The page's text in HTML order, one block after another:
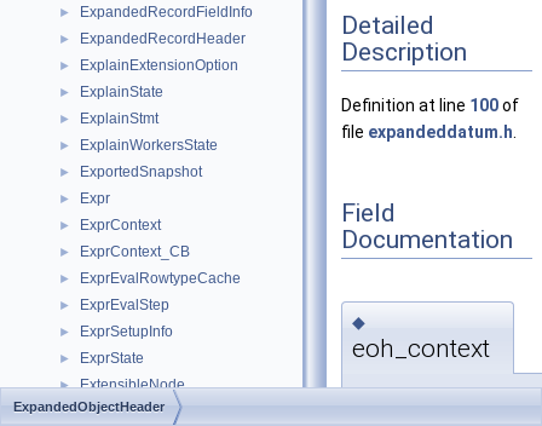
► ExpandedRecordFieldInfo
► ExpandedRecordHeader
► ExplainExtensionOption
► ExplainState
► ExplainStmt
► ExplainWorkersState
► ExportedSnapshot
► Expr
► ExprContext
► ExprContext_CB
► ExprEvalRowtypeCache
► ExprEvalStep
► ExprSetupInfo
► ExprState
► ExtensibleNode
► ExtensibleNodeEntry
Detailed
Description
Definition at line 100of
file expandeddatum.h
Field
Documentation
◆
eoh_context
ExpandedObjectHeader